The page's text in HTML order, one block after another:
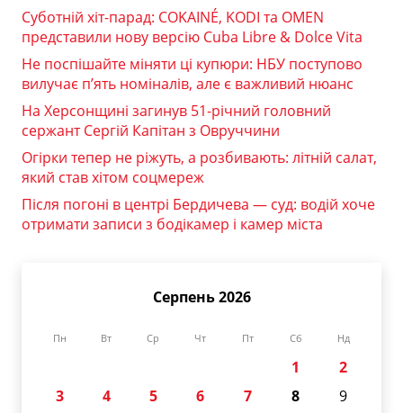
Суботній хіт-парад: COKAINÉ, KODI та OMEN
представили нову версію Cuba Libre & Dolce Vita
Не поспішайте міняти ці купюри: НБУ поступово
вилучає п’ять номіналів, але є важливий нюанс
На Херсонщині загинув 51-річний головний
сержант Сергій Капітан з Овруччини
Огірки тепер не ріжуть, а розбивають: літній салат,
який став хітом соцмереж
Після погоні в центрі Бердичева — суд: водій хоче
отримати записи з бодікамер і камер міста
Серпень 2026
Пн Вт Ср Чт Пт Сб Нд
1
2
3
4 5 6 7 8
9